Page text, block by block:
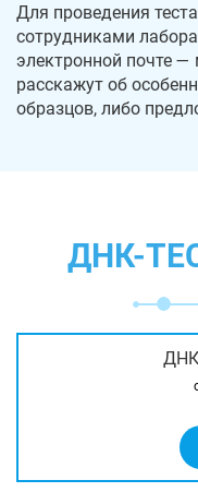
Для проведения
сотрудниками
электронной почте
расскажут об
образцов, либо
ДНК-